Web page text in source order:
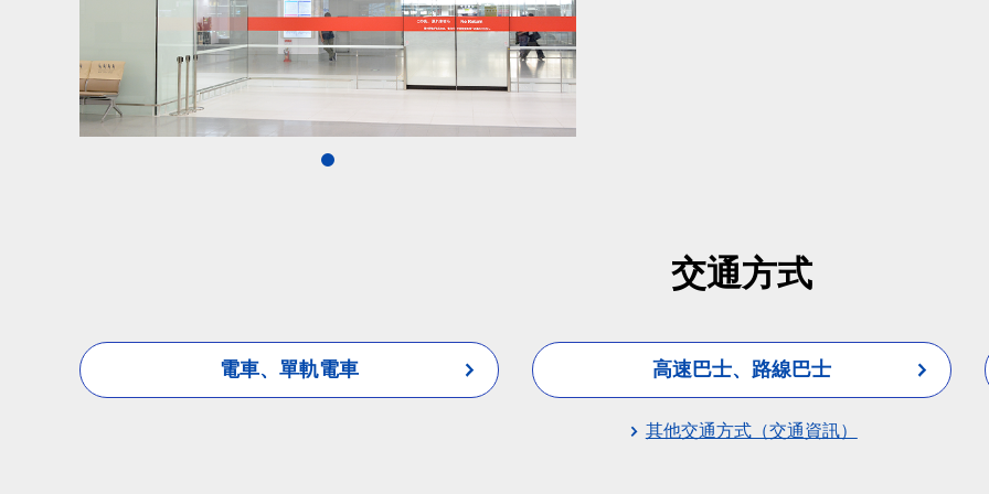
1
交通方式
電車、單軌電車 高速巴士、路線巴士
其他交通方式（交通資訊）